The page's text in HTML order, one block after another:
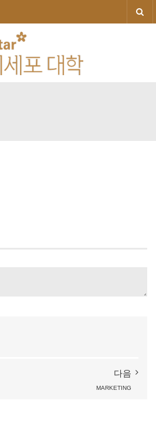
다음
MARKETING